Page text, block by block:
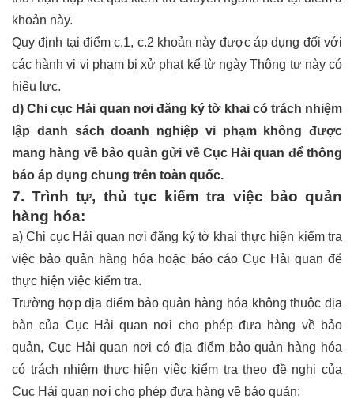
khoản này.
Quy định tại điểm c.1, c.2 khoản này được áp dụng đối với
các hành vi vi phạm bị xử phạt kể từ ngày Thông tư này có
hiệu lực.
d) Chi cục Hải quan nơi đăng ký tờ khai có trách nhiệm
lập danh sách doanh nghiệp vi phạm không được
mang hàng về bảo quản gửi về Cục Hải quan để thông
báo áp dụng chung trên toàn quốc.
7. Trình tự, thủ tục kiểm tra việc bảo quản
hàng hóa:
a) Chi cục Hải quan nơi đăng ký tờ khai thực hiện kiểm tra
việc bảo quản hàng hóa hoặc báo cáo Cục Hải quan để
thực hiện việc kiểm tra.
Trường hợp địa điểm bảo quản hàng hóa không thuộc địa
bàn của Cục Hải quan nơi cho phép đưa hàng về bảo
quản, Cục Hải quan nơi có địa điểm bảo quản hàng hóa
có trách nhiệm thực hiện việc kiểm tra theo đề nghị của
Cục Hải quan nơi cho phép đưa hàng về bảo quản;